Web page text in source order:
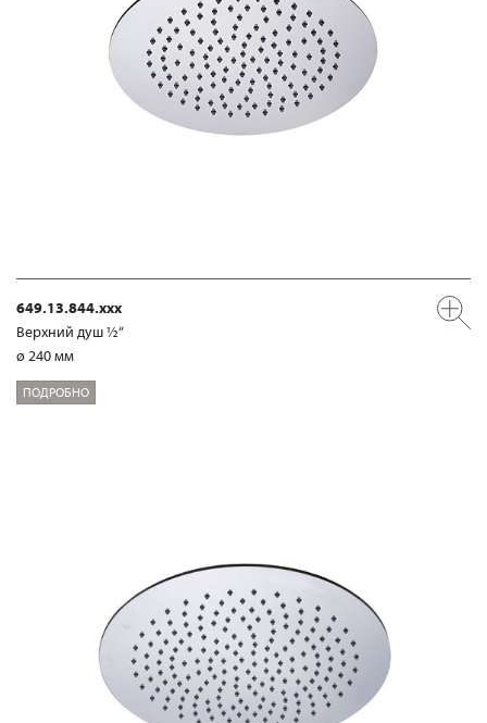
649.13.844.xxx
Верхний душ ½“
ø 240 мм
ПОДРОБНО